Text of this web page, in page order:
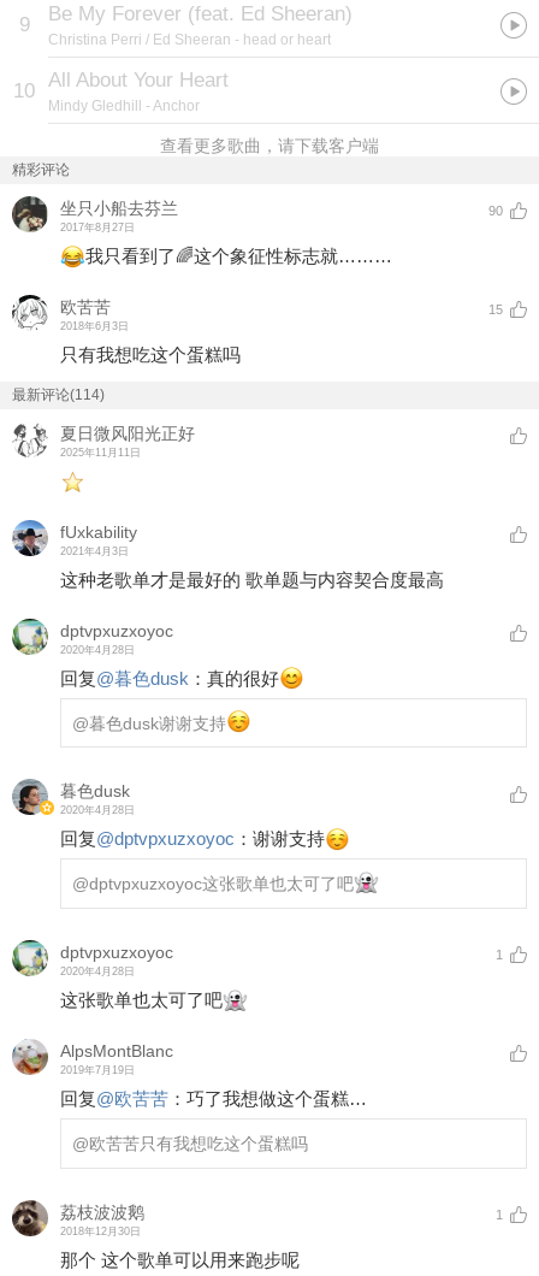
9 Be My Forever (feat. Ed Sheeran)
Christina Perri / Ed Sheeran - head or heart
10 All About Your Heart
Mindy Gledhill - Anchor
查看更多歌曲，请下载客户端
精彩评论
坐只小船去芬兰
2017年8月27日
90
我只看到了🌈这个象征性标志就………
欧苦苦
2018年6月3日
15
只有我想吃这个蛋糕吗
最新评论(114)
夏日微风阳光正好
2025年11月11日
fUxkability
2021年4月3日
这种老歌单才是最好的 歌单题与内容契合度最高
dptvpxuzxoyoc
2020年4月28日
回复@暮色dusk ： 真的很好
@暮色dusk谢谢支持
暮色dusk
2020年4月28日
回复@dptvpxuzxoyoc ： 谢谢支持
@dptvpxuzxoyoc这张歌单也太可了吧
dptvpxuzxoyoc
2020年4月28日
1
这张歌单也太可了吧
AlpsMontBlanc
2019年7月19日
回复@欧苦苦 ： 巧了我想做这个蛋糕…
@欧苦苦只有我想吃这个蛋糕吗
荔枝波波鹅
2018年12月30日
1
那个 这个歌单可以用来跑步呢